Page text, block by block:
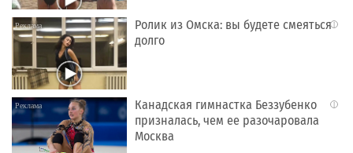
i
Ролик из Омска: вы будете смеяться
долго
i
Канадская гимнастка Беззубенко
призналась, чем ее разочаровала
Москва